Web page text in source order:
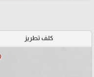
كلف تطريز